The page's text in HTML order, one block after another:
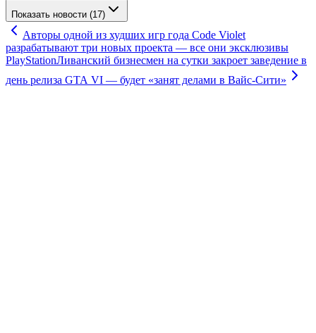
Показать новости (17)
Авторы одной из худших игр года Code Violet
разрабатывают три новых проекта — все они эксклюзивы
PlayStationЛиванский бизнесмен на сутки закроет заведение в
день релиза GTA VI — будет «занят делами в Вайс-Сити»